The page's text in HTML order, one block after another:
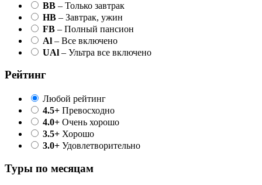
BB – Только завтрак
HB – Завтрак, ужин
FB – Полный пансион
Al – Все включено
UAl – Ультра все включено
Рейтинг
Любой рейтинг
4.5+ Превосходно
4.0+ Очень хорошо
3.5+ Хорошо
3.0+ Удовлетворительно
Туры по месяцам